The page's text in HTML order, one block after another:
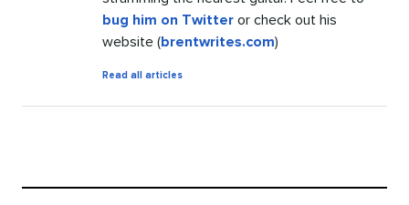
bug him on Twitter or check out his
website (brentwrites.com)
Read all articlesby
Barnhart